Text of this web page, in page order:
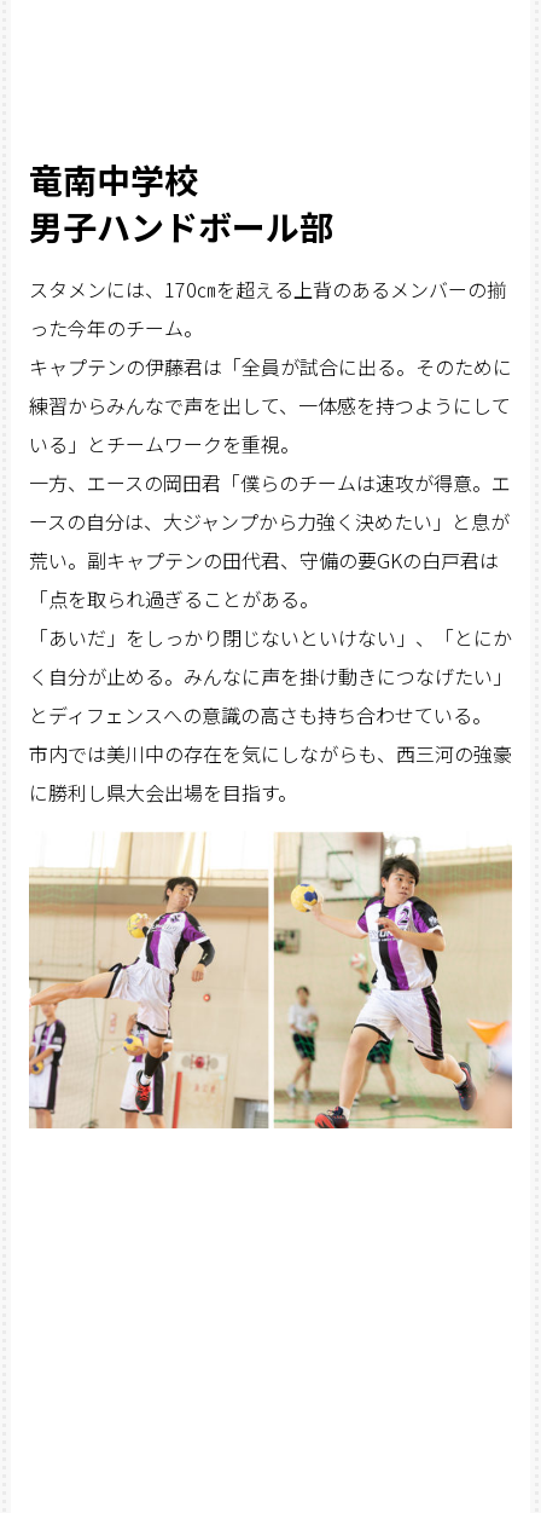
竜南中学校
男子ハンドボール部
スタメンには、170㎝を超える上背のあるメンバーの揃
った今年のチーム。
キャプテンの伊藤君は「全員が試合に出る。そのために
練習からみんなで声を出して、一体感を持つようにして
いる」とチームワークを重視。
一方、エースの岡田君「僕らのチームは速攻が得意。エ
ースの自分は、大ジャンプから力強く決めたい」と息が
荒い。副キャプテンの田代君、守備の要GKの白戸君は
「点を取られ過ぎることがある。
「あいだ」をしっかり閉じないといけない」、「とにか
く自分が止める。みんなに声を掛け動きにつなげたい」
とディフェンスへの意識の高さも持ち合わせている。
市内では美川中の存在を気にしながらも、西三河の強豪
に勝利し県大会出場を目指す。